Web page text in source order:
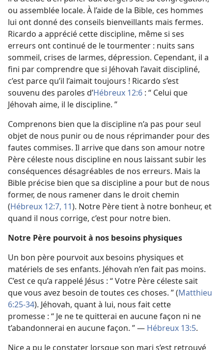
ou assemblée locale. À l’aide de la Bible, ces hommes
lui ont donné des conseils bienveillants mais fermes.
Ricardo a apprécié cette discipline, même si ses
erreurs ont continué de le tourmenter : nuits sans
sommeil, crises de larmes, dépression. Cependant, il a
fini par comprendre que si Jéhovah l’avait discipliné,
c’est parce qu’il l’aimait toujours ! Ricardo s’est
souvenu des paroles d’Hébreux 12:6 : “ Celui que
Jéhovah aime, il le discipline. ”
Comprenons bien que la discipline n’a pas pour seul
objet de nous punir ou de nous réprimander pour des
fautes commises. Il arrive que dans son amour notre
Père céleste nous discipline en nous laissant subir les
conséquences désagréables de nos erreurs. Mais la
Bible précise bien que sa discipline a pour but de nous
former, de nous ramener dans le droit chemin
(Hébreux 12:7, 11). Notre Père tient à notre bonheur, et
quand il nous corrige, c’est pour notre bien.
Notre Père pourvoit à nos besoins physiques
Un bon père pourvoit aux besoins physiques et
matériels de ses enfants. Jéhovah n’en fait pas moins.
C’est ce qu’a rappelé Jésus : “ Votre Père céleste sait
que vous avez besoin de toutes ces choses. ” (Matthieu
6:25-34). Jéhovah, quant à lui, nous fait cette
promesse : “ Je ne te quitterai en aucune façon ni ne
t’abandonnerai en aucune façon. ” — Hébreux 13:5.
Nice a pu le constater lorsque son mari s’est retrouvé